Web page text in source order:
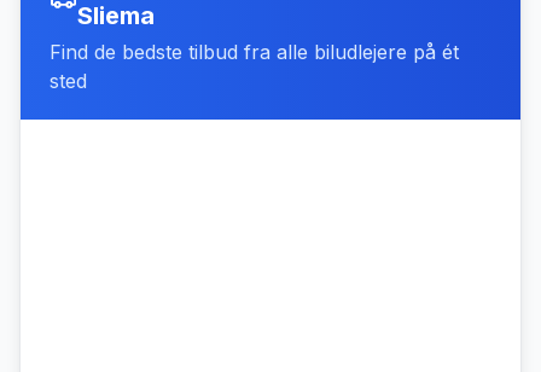
Sliema
Find de bedste tilbud fra alle biludlejere på ét
sted